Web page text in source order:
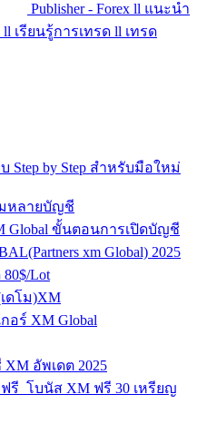
Publisher - Forex ll แนะนำ
เรียนรู้การเทรด ll เทรด
Step by Step สำหรับมือใหม่
หลายบัญชี
Global ขั้นตอนการเปิดบัญชี
xm Global) 2025
Lot
ดโม)XM
อร์ XM Global
อัพเดต 2025
รี โบนัส XM ฟรี 30 เหรียญ